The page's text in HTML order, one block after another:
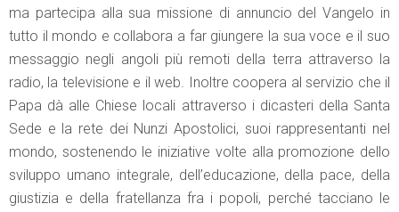
ma partecipa alla sua missione di annuncio del Vangelo in
tutto il mondo e collabora a far giungere la sua voce e il suo
messaggio negli angoli più remoti della terra attraverso la
radio, la televisione e il web. Inoltre coopera al servizio che il
Papa dà alle Chiese locali attraverso i dicasteri della Santa
Sede e la rete dei Nunzi Apostolici, suoi rappresentanti nel
mondo, sostenendo le iniziative volte alla promozione dello
sviluppo umano integrale, dell’educazione, della pace, della
giustizia e della fratellanza fra i popoli, perché tacciano le